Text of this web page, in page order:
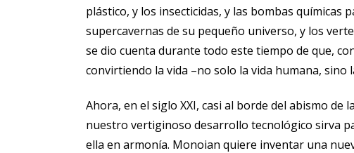
plástico, y los insecticidas, y las bombas
supercavernas de su pequeño universo, y los
se dio cuenta durante todo este tiempo de que,
convirtiendo la vida –no solo la vida humana,
Ahora, en el siglo XXI, casi al borde del abismo
nuestro vertiginoso desarrollo tecnológico sirva
ella en armonía. Monoian quiere inventar una